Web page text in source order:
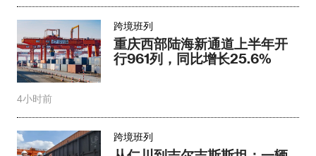
跨境班列
重庆西部陆海新通道上半年开
行961列，同比增长25.6%
4小时前
跨境班列